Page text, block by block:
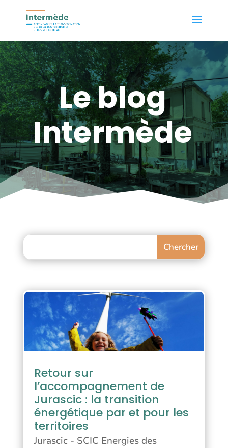
Le blog
Intermède
Retour sur
l’accompagnement de
Jurascic : la transition
énergétique par et pour les
territoires
Jurascic - SCIC Energies des